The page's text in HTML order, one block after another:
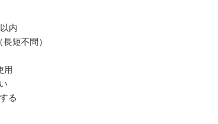
内
短不問）
用
る